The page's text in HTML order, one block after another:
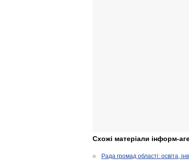
Схожі матеріали інформ-
Рада громад області: освіта,